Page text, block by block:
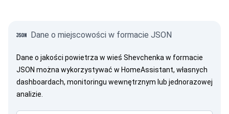
Dane o miejscowości w formacie JSON
Dane o jakości powietrza w wieś Shevchenka w formacie
JSON można wykorzystywać w HomeAssistant, własnych
dashboardach, monitoringu wewnętrznym lub jednorazowej
analizie.